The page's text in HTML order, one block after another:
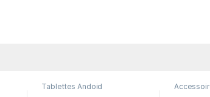
Tablettes Andoid